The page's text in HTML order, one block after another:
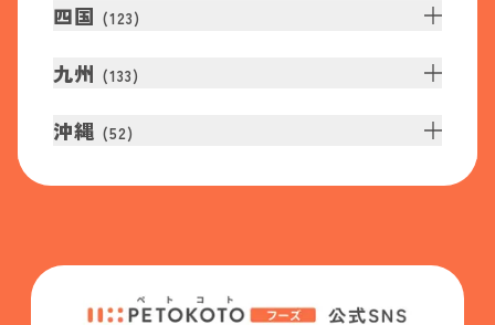
四国 (123)
九州 (133)
沖縄 (52)